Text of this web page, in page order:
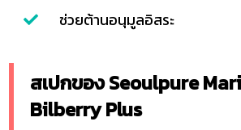
ช่วยต้านอนุมูลอิสระ
สเปกของ Seoulpure
Bilberry Plus